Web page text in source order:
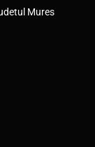
Mures